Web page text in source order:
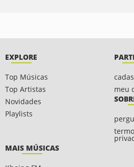
EXPLORE
Top Músicas
Top Artistas
Novidades
Playlists
meu
MAIS MÚSICAS